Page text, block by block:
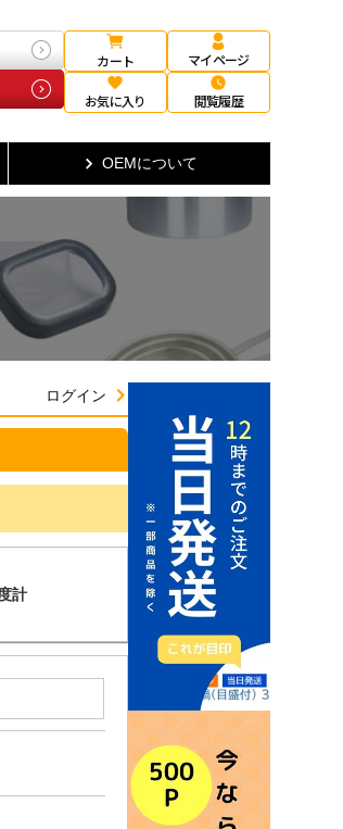
カート マイページ
お気に入り 閲覧履歴
OEMについて
ログイン
計